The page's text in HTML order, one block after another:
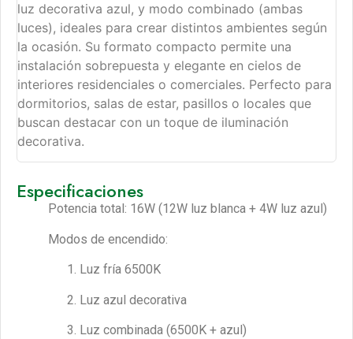
luz decorativa azul, y modo combinado (ambas
luces), ideales para crear distintos ambientes según
la ocasión. Su formato compacto permite una
instalación sobrepuesta y elegante en cielos de
interiores residenciales o comerciales. Perfecto para
dormitorios, salas de estar, pasillos o locales que
buscan destacar con un toque de iluminación
decorativa.
Especificaciones
Potencia total: 16W (12W luz blanca + 4W luz azul)
Modos de encendido:
Luz fría 6500K
Luz azul decorativa
Luz combinada (6500K + azul)